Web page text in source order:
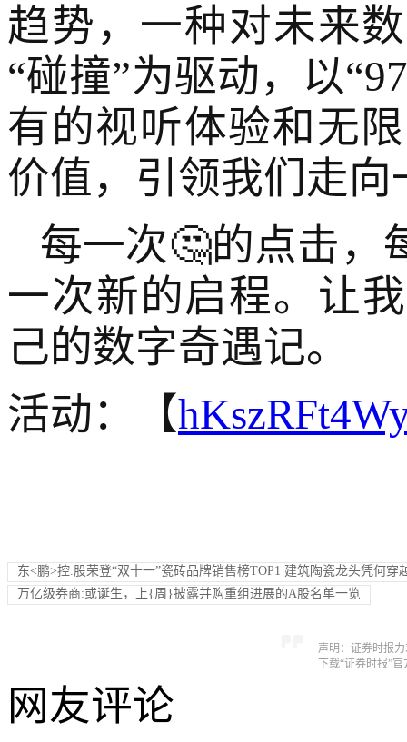
趋势，一种对未来
“碰撞”为驱动，以
有的视听体验和无
价值，引领我们走
每一次🤔的点击，
一次新的启程。让
己的数字奇遇记。
活动：【
东<鹏>控.股荣登“双十一”瓷砖品牌销售榜TOP1 建筑陶瓷龙头凭何穿
万亿级券商:或诞生，上{周}披露并购重组进展的A股名单一览
声明：证券时报
下载“证券时报”
网友评论